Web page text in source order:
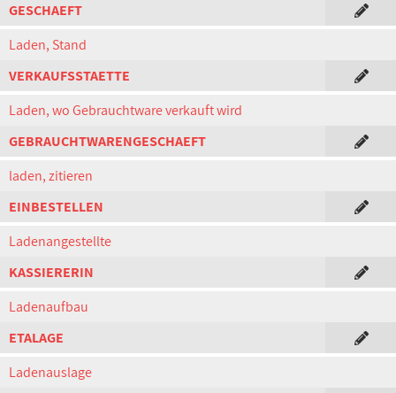
GESCHAEFT
Laden, Stand
VERKAUFSSTAETTE
Laden, wo Gebrauchtware verkauft wird
GEBRAUCHTWARENGESCHAEFT
laden, zitieren
EINBESTELLEN
Ladenangestellte
KASSIERERIN
Ladenaufbau
ETALAGE
Ladenauslage